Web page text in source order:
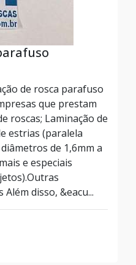
de rosca parafuso
que prestam
roscas; Laminação de
estrias (paralela
de 1,6mm a
e especiais
disso, &eacu...